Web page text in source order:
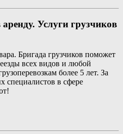
Услуги грузчиков
Бригада грузчиков поможет
всех видов и любой
более 5 лет. За
специалистов в сфере